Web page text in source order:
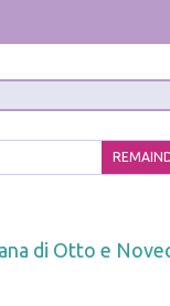
di Otto e